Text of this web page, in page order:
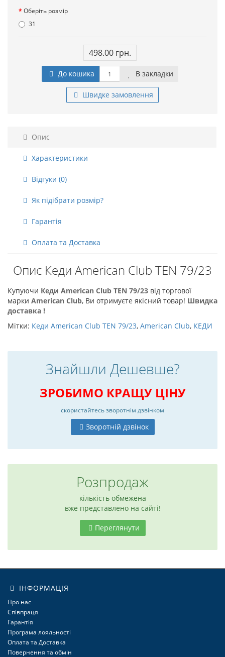
Оберіть розмір
31
498.00 грн.
До кошика В закладки
Швидке замовлення
Опис
Характеристики
Відгуки (0)
Як підібрати розмір?
Гарантія
Оплата та Доставка
Опис Кеди American Club TEN 79/23
Купуючи Кеди American Club TEN 79/23 від торгової
марки American Club, Ви отримуєте якісний товар! Швидка
доставка !
Мітки: Кеди American Club TEN 79/23, American Club, КЕДИ
Знайшли Дешевше?
ЗРОБИМО КРАЩУ ЦІНУ
скористайтесьзворотнім дзвінком
Зворотній дзвінок
Розпродаж
кількість обмежена
вже представлено на сайті!
Переглянути
ІНФОРМАЦІЯ
Про нас
Співпраця
Гарантія
Програма лояльності
Оплата та Доставка
Повернення та обмін